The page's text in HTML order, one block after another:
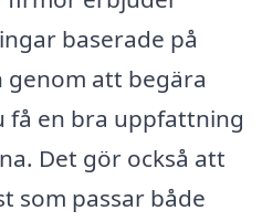
baserade på
genom att begära
en bra uppfattning
Det gör också att
som passar både